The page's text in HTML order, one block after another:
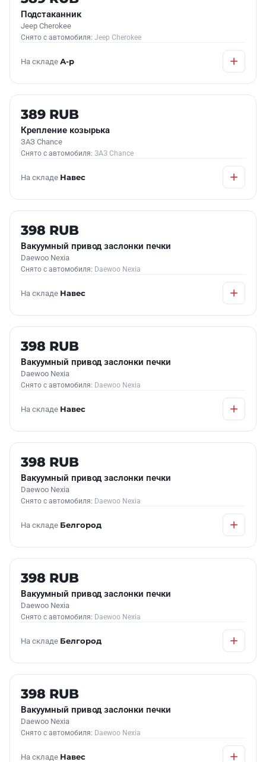
Подстаканник
Jeep Cherokee
Снято с автомобиля: Jeep Cherokee
На складе А-р
Б/У В НАЛИЧИИ
389 RUB
Крепление козырька
ЗАЗ Chance
Снято с автомобиля: ЗАЗ Chance
На складе Навес
Б/У В НАЛИЧИИ
398 RUB
Вакуумный привод заслонки печки
Daewoo Nexia
Снято с автомобиля: Daewoo Nexia
На складе Навес
Б/У В НАЛИЧИИ
398 RUB
Вакуумный привод заслонки печки
Daewoo Nexia
Снято с автомобиля: Daewoo Nexia
На складе Навес
Б/У В НАЛИЧИИ
398 RUB
Вакуумный привод заслонки печки
Daewoo Nexia
Снято с автомобиля: Daewoo Nexia
На складе Белгород
Б/У В НАЛИЧИИ
398 RUB
Вакуумный привод заслонки печки
Daewoo Nexia
Снято с автомобиля: Daewoo Nexia
На складе Белгород
Б/У В НАЛИЧИИ
398 RUB
Вакуумный привод заслонки печки
Daewoo Nexia
Снято с автомобиля: Daewoo Nexia
На складе Навес